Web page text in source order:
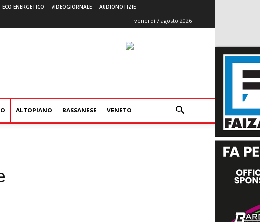
ECO ENERGETICO VIDEOGIORNALE AUDIONOTIZIE
venerdì 7 agosto 2026
ALTOPIANO BASSANESE VENETO